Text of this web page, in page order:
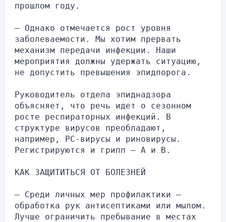
прошлом году.
— Однако отмечается рост уровня
заболеваемости. Мы хотим прервать
механизм передачи инфекции. Наши
мероприятия должны удержать ситуацию,
не допустить превышения эпидпорога.
Руководитель отдела эпиднадзора
объясняет, что речь идет о сезонном
росте респираторных инфекций. В
структуре вирусов преобладают,
например, РС-вирусы и риновирусы.
Регистрируются и грипп — А и В.
КАК ЗАЩИТИТЬСЯ ОТ БОЛЕЗНЕЙ
— Среди личных мер профилактики —
обработка рук антисептиками или мылом.
Лучше ограничить пребывание в местах